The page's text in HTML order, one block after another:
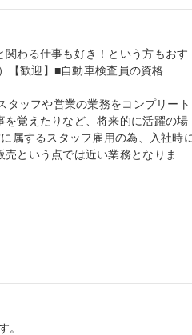
わる仕事も好き！という方もおす
【歓迎】■自動車検査員の資格
タッフや営業の業務をコンプリート
覚えたりなど、将来的に活躍の場
属するスタッフ雇用の為、入社時
という点では近い業務となりま
。